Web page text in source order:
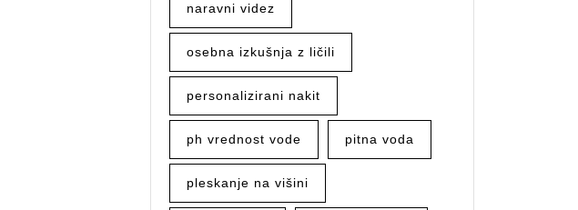
naravni videz
osebna izkušnja z ličili
personalizirani nakit
ph vrednost vode pitna voda
pleskanje na višini